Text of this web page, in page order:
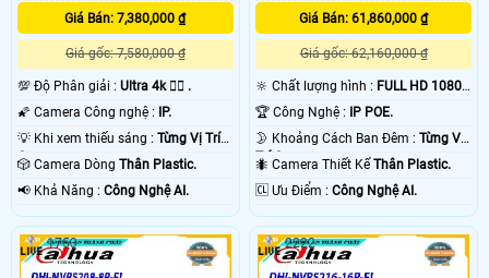
Giá Bán: 7,380,000 ₫
Giá gốc: 7,580,000 ₫
💯 Độ Phân giải : Ultra 4k 👍🏾 .
🌠 Camera Công nghệ : IP.
💡 Khi xem thiếu sáng : Từng Vị Trí
Camera .
🎲 Camera Dòng Thân Plastic.
️📢 Khả Năng : Công Nghệ AI.
Giá Bán: 61,860,000 ₫
Giá gốc: 62,160,000 ₫
🔆 Chất lượng hình : FULL HD 1080P
.
🏆 Công Nghệ : IP POE.
🌛 Khoảng Cách Ban Đêm :Từng Vị
Trí Camera .
🐜 Camera Thiết KếThân Plastic.
️🆑 Ưu Điểm :Công Nghệ AI.
1753 2222